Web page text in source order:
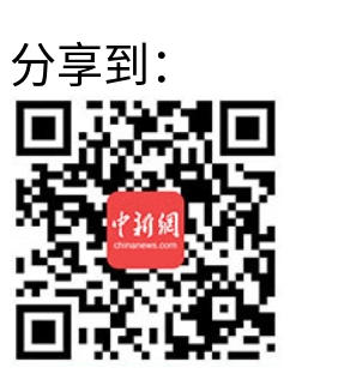
分享到：